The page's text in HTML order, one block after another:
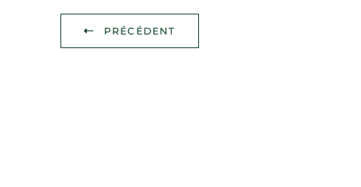
PRÉCÉDENT